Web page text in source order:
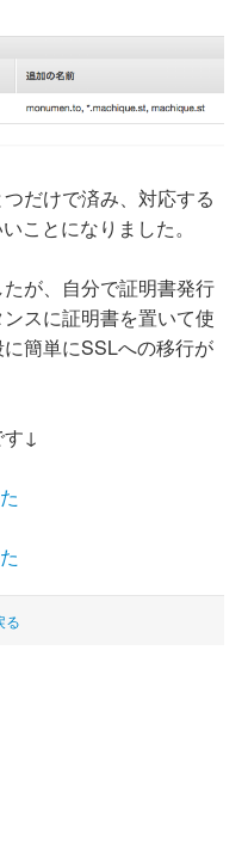
だけで済み、対応する
ことになりました。
が、自分で証明書発行
スに証明書を置いて使
簡単にSSLへの移行が
す↓
る